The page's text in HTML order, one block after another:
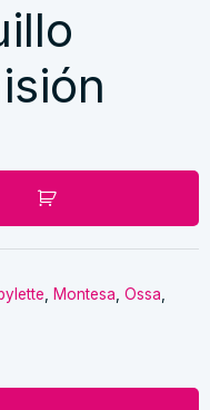
Montesa Ossa